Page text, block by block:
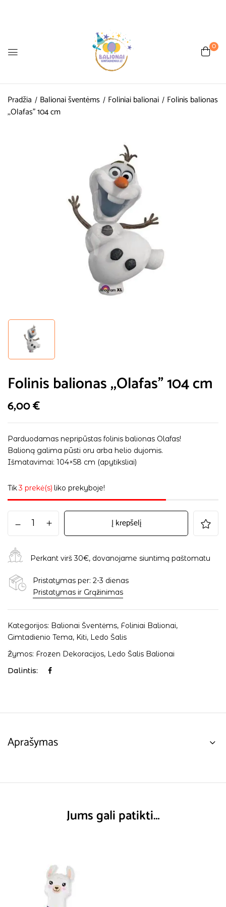
0
Pradžia Balionai šventėms Foliniai balionai
Folinis balionas
,,Olafas” 104 cm
Folinis balionas ,,Olafas” 104 cm
6,00€
Parduodamas nepripūstas folinis balionas Olafas!
Balioną galima pūsti oru arba helio dujomis.
Išmatavimai: 104×58 cm (apytiksliai)
Tik3 prekė(s) liko prekyboje!
Į krepšelį
Perkant virš 30€, dovanojame siuntimą paštomatu
Pristatymas per: 2-3 dienas
Pristatymas ir Grąžinimas
Kategorijos: Balionai Šventėms, Foliniai Balionai,
Gimtadienio Tema, Kiti, Ledo Šalis
Žymos: Frozen Dekoracijos, Ledo Šalis Balionai
Dalintis:
Aprašymas
Jums gali patikti…